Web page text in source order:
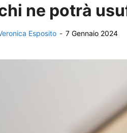
ne potrà
Esposito - 7 Gennaio 2024